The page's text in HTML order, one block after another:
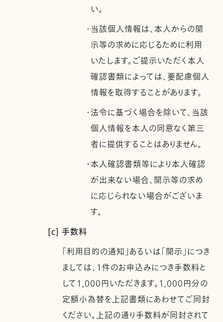
い。
・当該個人情報は、本人からの開
示等の求めに応じるために利用
いたします。ご提示いただく本人
確認書類によっては、要配慮個人
情報を取得することがあります。
・法令に基づく場合を除いて、当該
個人情報を本人の同意なく第三
者に提供することはありません。
・本人確認書類等により本人確認
が出来ない場合、開示等の求め
に応じられない場合がございま
す。
[c] 手数料
「利用目的の通知」あるいは「開示」につき
ましては、1件のお申込みにつき手数料と
して1,000円いただきます。1,000円分の
定額小為替を上記書類にあわせてご同封
ください。上記の通り手数料が同封されて